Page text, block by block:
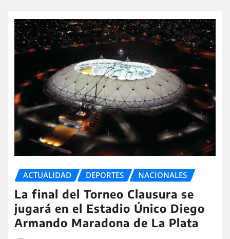
ACTUALIDAD DEPORTES NACIONALES
La final del Torneo Clausura se
jugará en el Estadio Único Diego
Armando Maradona de La Plata